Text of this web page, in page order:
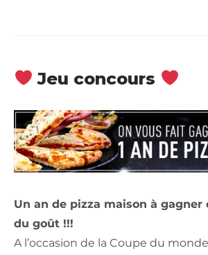
Jeu concours
Un an de pizza maison à gagner
du goût !!!
A l’occasion de la Coupe du